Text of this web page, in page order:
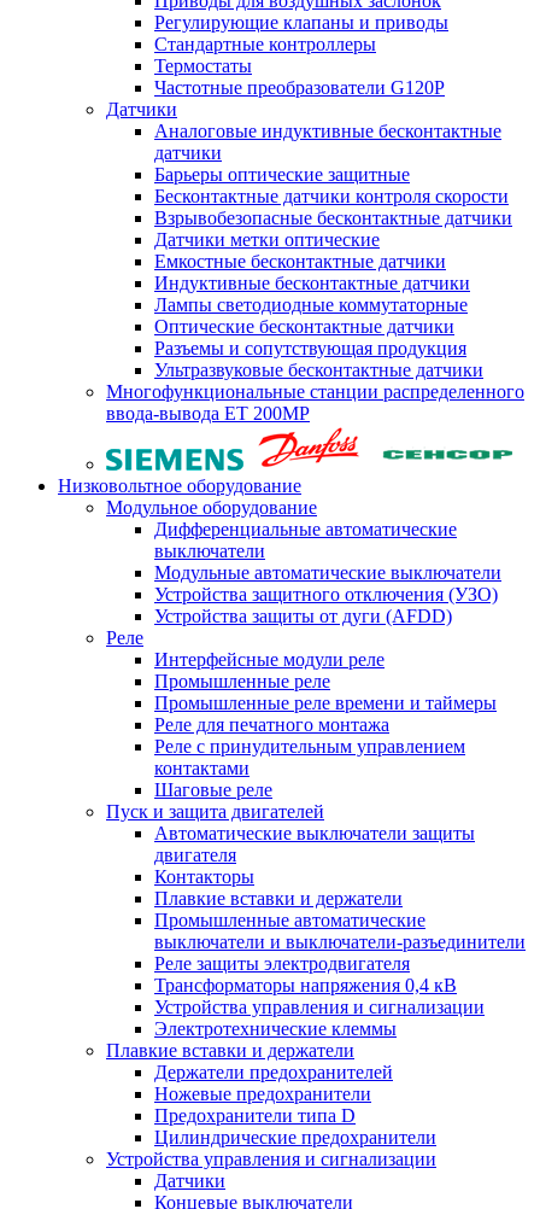
Регулирующие клапаны и приводы
Стандартные контроллеры
Термостаты
Частотные преобразователи G120P
Датчики
Аналоговые индуктивные бесконтактные
датчики
Барьеры оптические защитные
Бесконтактные датчики контроля скорости
Взрывобезопасные бесконтактные датчики
Датчики метки оптические
Емкостные бесконтактные датчики
Индуктивные бесконтактные датчики
Лампы светодиодные коммутаторные
Оптические бесконтактные датчики
Разъемы и сопутствующая продукция
Ультразвуковые бесконтактные датчики
Многофункциональные станции распределенного
ввода-вывода ET 200MP
Низковольтное оборудование
Модульное оборудование
Дифференциальные автоматические
выключатели
Модульные автоматические выключатели
Устройства защитного отключения (УЗО)
Устройства защиты от дуги (AFDD)
Реле
Интерфейсные модули реле
Промышленные реле
Промышленные реле времени и таймеры
Реле для печатного монтажа
Реле с принудительным управлением
контактами
Шаговые реле
Пуск и защита двигателей
Автоматические выключатели защиты
двигателя
Контакторы
Плавкие вставки и держатели
Промышленные автоматические
выключатели и выключатели-разъединители
Реле защиты электродвигателя
Трансформаторы напряжения 0,4 кВ
Устройства управления и сигнализации
Электротехнические клеммы
Плавкие вставки и держатели
Держатели предохранителей
Ножевые предохранители
Предохранители типа D
Цилиндрические предохранители
Устройства управления и сигнализации
Датчики
Концевые выключатели